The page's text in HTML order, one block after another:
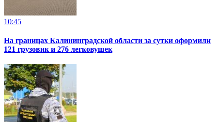
10:45
На границах Калининградской области за сутки оформили
121 грузовик и 276 легковушек